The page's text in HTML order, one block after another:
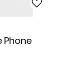
Phone